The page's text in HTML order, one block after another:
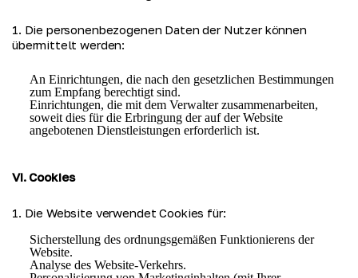
1. Die personenbezogenen Daten der Nutzer können
übermittelt werden:
An Einrichtungen, die nach den gesetzlichen Bestimmungen
zum Empfang berechtigt sind.
Einrichtungen, die mit dem Verwalter zusammenarbeiten,
soweit dies für die Erbringung der auf der Website
angebotenen Dienstleistungen erforderlich ist.
VI. Cookies
1. Die Website verwendet Cookies für:
Sicherstellung des ordnungsgemäßen Funktionierens der
Website.
Analyse des Website-Verkehrs.